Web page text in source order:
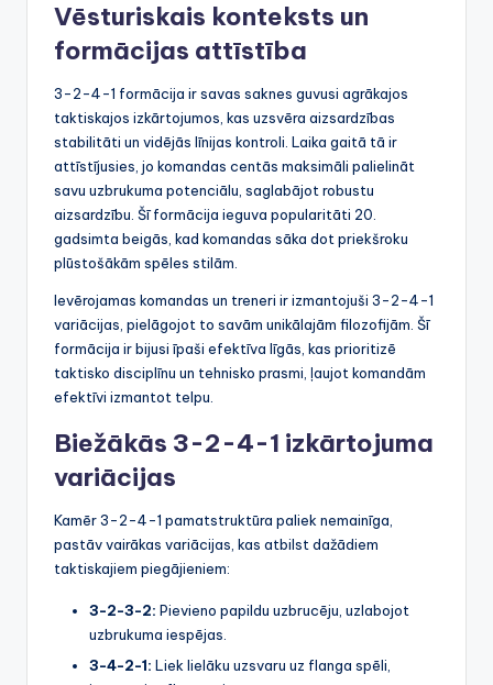
Vēsturiskais konteksts un
formācijas attīstība
3-2-4-1 formācija ir savas saknes guvusi agrākajos
taktiskajos izkārtojumos, kas uzsvēra aizsardzības
stabilitāti un vidējās līnijas kontroli. Laika gaitā tā ir
attīstījusies, jo komandas centās maksimāli palielināt
savu uzbrukuma potenciālu, saglabājot robustu
aizsardzību. Šī formācija ieguva popularitāti 20.
gadsimta beigās, kad komandas sāka dot priekšroku
plūstošākām spēles stilām.
Ievērojamas komandas un treneri ir izmantojuši 3-2-4-1
variācijas, pielāgojot to savām unikālajām filozofijām. Šī
formācija ir bijusi īpaši efektīva līgās, kas prioritizē
taktisko disciplīnu un tehnisko prasmi, ļaujot komandām
efektīvi izmantot telpu.
Biežākās 3-2-4-1 izkārtojuma
variācijas
Kamēr 3-2-4-1 pamatstruktūra paliek nemainīga,
pastāv vairākas variācijas, kas atbilst dažādiem
taktiskajiem piegājieniem:
3-2-3-2: Pievieno papildu uzbrucēju, uzlabojot
uzbrukuma iespējas.
3-4-2-1: Liek lielāku uzsvaru uz flanga spēli,